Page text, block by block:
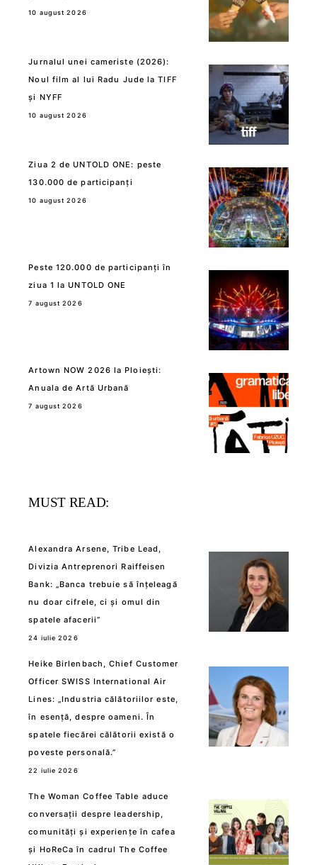
10 august 2026
Jurnalul unei cameriste (2026):
Noul film al lui Radu Jude la TIFF
și NYFF
10 august 2026
Ziua 2 de UNTOLD ONE: peste
130.000 de participanți
10 august 2026
Peste 120.000 de participanți în
ziua 1 la UNTOLD ONE
7 august 2026
Artown NOW 2026 la Ploiești:
Anuala de Artă Urbană
7 august 2026
MUST READ:
Alexandra Arsene, Tribe Lead,
Divizia Antreprenori Raiffeisen
Bank: „Banca trebuie să înțeleagă
nu doar cifrele, ci și omul din
spatele afacerii”
24 iulie 2026
Heike Birlenbach, Chief Customer
Officer SWISS International Air
Lines: „Industria călătoriilor este,
în esență, despre oameni. În
spatele fiecărei călătorii există o
poveste personală.”
22 iulie 2026
The Woman Coffee Table aduce
conversații despre leadership,
comunități și experiențe în cafea
și HoReCa în cadrul The Coffee